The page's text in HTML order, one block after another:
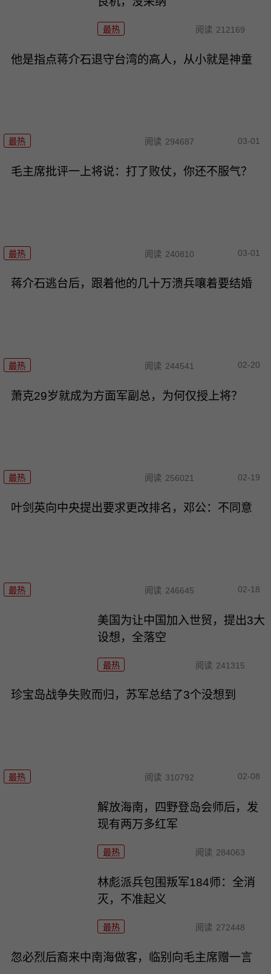
最热 阅读 212169
他是指点蒋介石退守台湾的高人，从小就是神童
最热 阅读 294687 03-01
毛主席批评一上将说：打了败仗，你还不服气？
最热 阅读 240810 03-01
蒋介石逃台后，跟着他的几十万溃兵嚷着要结婚
最热 阅读 244541 02-20
萧克29岁就成为方面军副总，为何仅授上将？
最热 阅读 256021 02-19
叶剑英向中央提出要求更改排名，邓公：不同意
最热 阅读 246645 02-18
美国为让中国加入世贸，提出3大
设想，全落空
最热 阅读 241315
珍宝岛战争失败而归，苏军总结了3个没想到
最热 阅读 310792 02-08
解放海南，四野登岛会师后，发
现有两万多红军
最热 阅读 284063
林彪派兵包围叛军184师：全消
灭，不准起义
最热 阅读 272448
忽必烈后裔来中南海做客，临别向毛主席赠一言